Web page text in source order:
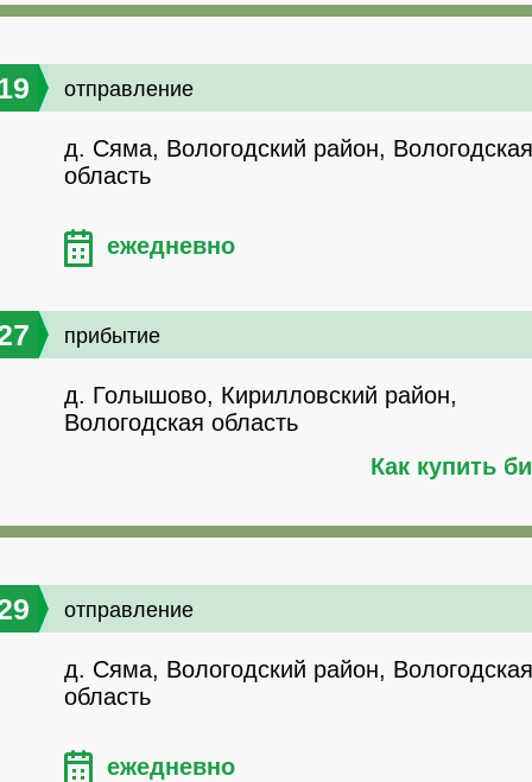
отправление
д. Сяма, Вологодский район, Вологодская
область
ежедневно
прибытие
д. Голышово, Кирилловский район,
Вологодская область
Как купить
отправление
д. Сяма, Вологодский район, Вологодская
область
ежедневно